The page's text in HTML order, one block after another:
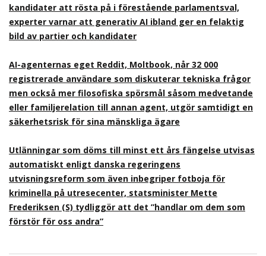
kandidater att rösta på i förestående parlamentsval,
experter varnar att generativ AI ibland ger en felaktig
bild av partier och kandidater
AI-agenternas eget Reddit, Moltbook, når 32 000
registrerade användare som diskuterar tekniska frågor
men också mer filosofiska spörsmål såsom medvetande
eller familjerelation till annan agent, utgör samtidigt en
säkerhetsrisk för sina mänskliga ägare
Utlänningar som döms till minst ett års fängelse utvisas
automatiskt enligt danska regeringens
utvisningsreform som även inbegriper fotboja för
kriminella på utresecenter, statsminister Mette
Frederiksen (S) tydliggör att det ”handlar om dem som
förstör för oss andra”